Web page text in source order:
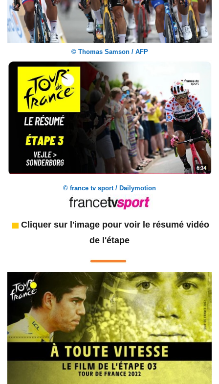
© Thomas Samson / AFP
© france tv sport / Dailymotion
Cliquer sur l'image pour voir le résumé vidéo
de l'étape